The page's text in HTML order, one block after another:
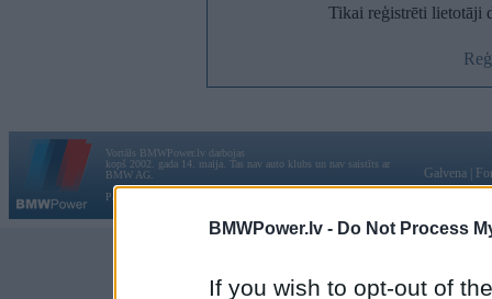
BMWPower.lv - Do Not Process
If you wish to opt-out of
Tikai reģistrēti lietotāji
Vortāls BMWPower.lv darbojas
kopš 2002. gada 14. maija. Tas nav auto klubs un nav saistīts ar
BMW AG.
Par BMWPower
Galvena